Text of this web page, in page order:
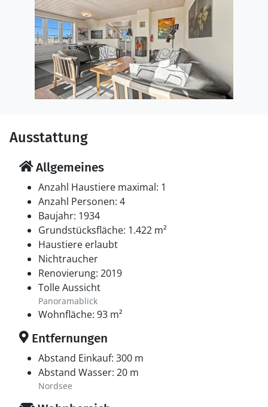
Ausstattung
Allgemeines
Anzahl Haustiere maximal: 1
Anzahl Personen: 4
Baujahr: 1934
Grundstücksfläche: 1.422 m²
Haustiere erlaubt
Nichtraucher
Renovierung: 2019
Tolle Aussicht
Panoramablick
Wohnfläche: 93 m²
Entfernungen
Abstand Einkauf: 300 m
Abstand Wasser: 20 m
Nordsee